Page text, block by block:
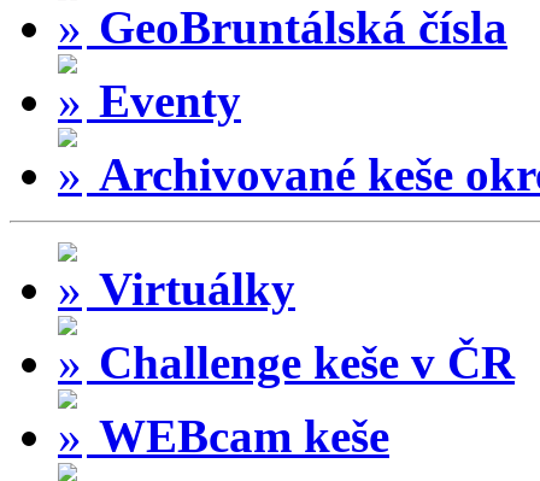
GeoBruntálská čísla
Eventy
Archivované keše
Virtuálky
Challenge keše v ČR
WEBcam keše